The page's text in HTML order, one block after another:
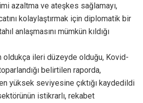
azaltma ve ateşkes sağlamayı,
kolaylaştırmak için diplomatik bir
anlaşmasını mümkün kıldığı
oldukça ileri düzeyde olduğu, Kovid-
belirtilen raporda,
yüksek seviyesine çıktığı kaydedildi
istikrarlı, rekabet